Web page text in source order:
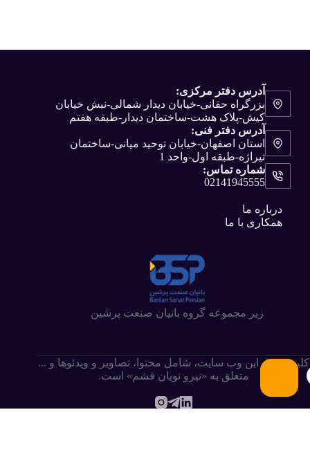
آدرس دفتر مرکزی:
بزرگراه حقانی-خیابان دیدار شمالی-نبش خیابان
کیش-پلاک هشت-ساختمان دیدار-طبقه هفتم
آدرس دفتر فنی:
استان اصفهان-خیابان توحید میانی-ساختمان
تیراژه-طبقه اول-واحد 1
شماره تماس:
02141945555
درباره ما
همکاری با ما
زیر مجموعه گروه بانیان صنعت پرشین
کلیه حقوق این وب سایت،‌ شامل محتوا، تصاویر و ویدئوها و ...
متعلق به «نیرو نویان قشم» است.